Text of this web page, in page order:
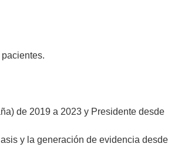
de 2019 a 2023 y Presidente desde
y la generación de evidencia desde